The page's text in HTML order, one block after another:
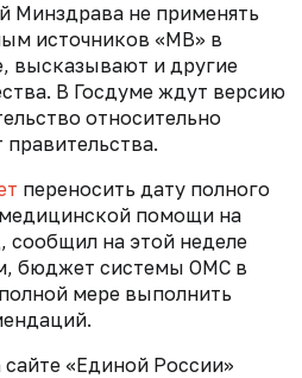
Минздрава не применять
источников «МВ» в
высказывают и другие
В Госдуме ждут версию
относительно
переносить дату полного
помощи на
сообщил на этой неделе
бюджет системы ОМС в
мере выполнить
«Единой России»